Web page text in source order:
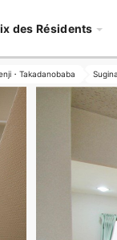
des Résidents
・Takadanobaba